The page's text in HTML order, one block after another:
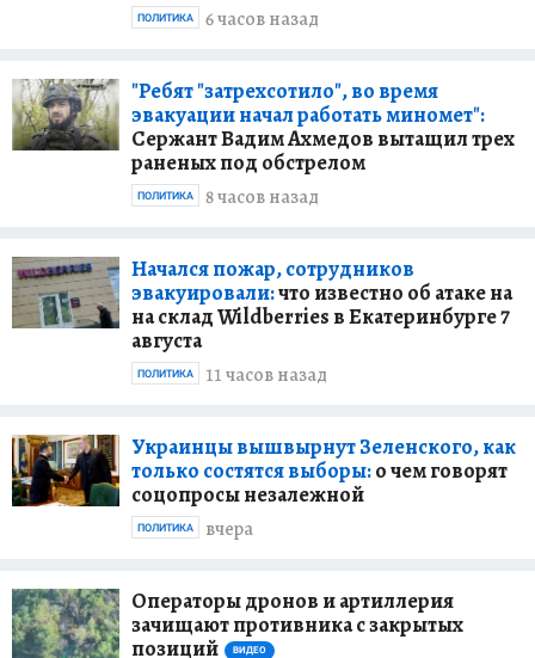
6 часов назад
ПОЛИТИКА
"Ребят "затрехсотило", во время
эвакуации начал работать миномет":
Сержант Вадим Ахмедов вытащил трех
раненых под обстрелом
8 часов назад
ПОЛИТИКА
Начался пожар, сотрудников
эвакуировали:что известно об атаке на
на склад Wildberries в Екатеринбурге 7
августа
11 часов назад
ПОЛИТИКА
Украинцы вышвырнут Зеленского, как
только состятся выборы:о чем говорят
соцопросы незалежной
вчера
ПОЛИТИКА
Операторы дронов и артиллерия
зачищают противника с закрытых
позиций
ВИДЕО